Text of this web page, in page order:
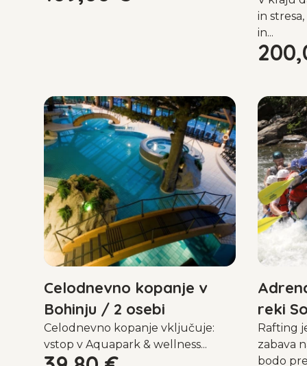
in
in...
Celodnevno kopanje v
Bohinju / 2 osebi
Celodnevno kopanje vključuje:
vstop v Aquapark & wellness...
reki
Rafting
zabava
bodo